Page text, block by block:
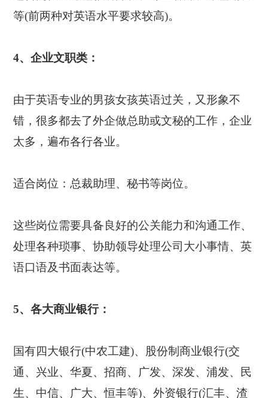
等(前两种对英语水平要求较高)。
4、企业文职类：
由于英语专业的男孩女孩英语过关，又形象不
错，很多都去了外企做总助或文秘的工作，企业
太多，遍布各行各业。
适合岗位：总裁助理、秘书等岗位。
这些岗位需要具备良好的公关能力和沟通工作、
处理各种琐事、协助领导处理公司大小事情、英
语口语及书面表达等。
5、各大商业银行：
国有四大银行(中农工建)、股份制商业银行(交
通、兴业、华夏、招商、广发、深发、浦发、民
生、中信、广大、恒丰等)、外资银行(汇丰、渣